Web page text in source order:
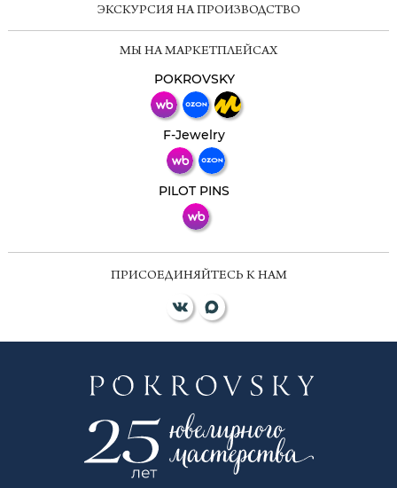
ЭКСКУРСИЯ НА ПРОИЗВОДСТВО
МЫ НА МАРКЕТПЛЕЙСАХ
POKROVSKY
F-Jewelry
PILOT PINS
ПРИСОЕДИНЯЙТЕСЬ К НАМ